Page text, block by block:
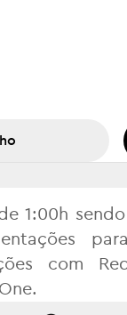
1:00h
com